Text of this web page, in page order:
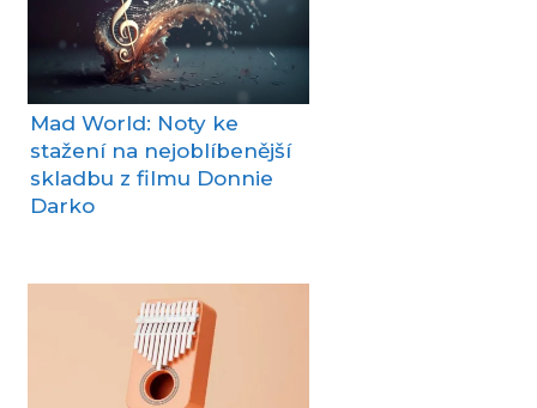
Mad World: Noty ke
stažení na nejoblíbenější
skladbu z filmu Donnie
Darko